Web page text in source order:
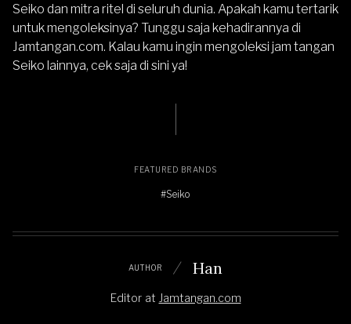
Seiko dan mitra ritel di seluruh dunia. Apakah kamu tertarik
untuk mengoleksinya? Tunggu saja kehadirannya di
Jamtangan.com. Kalau kamu ingin mengoleksi jam tangan
Seiko lainnya, cek saja di sini ya!
FEATURED BRANDS
#Seiko
AUTHOR Han
Editor at Jamtangan.com